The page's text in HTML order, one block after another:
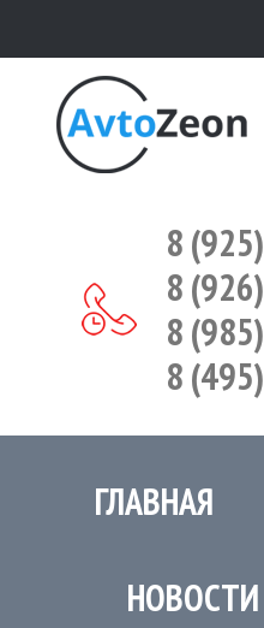
8 (925)
8 (926)
8 (985)
8 (495)
ГЛАВНАЯ
НОВОСТИ